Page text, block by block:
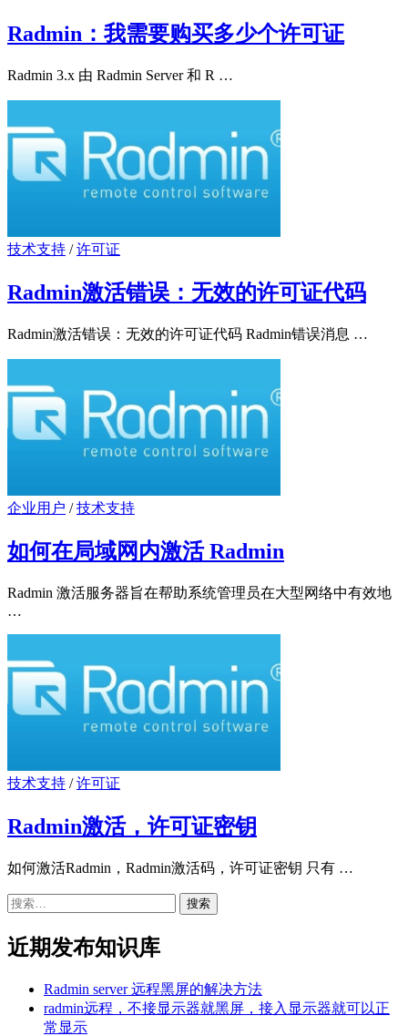
Radmin：我需要购买多少个许可证
Radmin 3.x 由 Radmin Server 和 R …
技术支持 /许可证
Radmin激活错误：无效的许可证代码
Radmin激活错误：无效的许可证代码 Radmin错误消息 …
企业用户 /技术支持
如何在局域网内激活 Radmin
Radmin 激活服务器旨在帮助系统管理员在大型网络中有效地
…
技术支持 /许可证
Radmin激活，许可证密钥
如何激活Radmin，Radmin激活码，许可证密钥 只有 …
搜
近期发布知识库
Radmin server 远程黑屏的解决方法
radmin远程，不接显示器就黑屏，接入显示器就可以正
常显示